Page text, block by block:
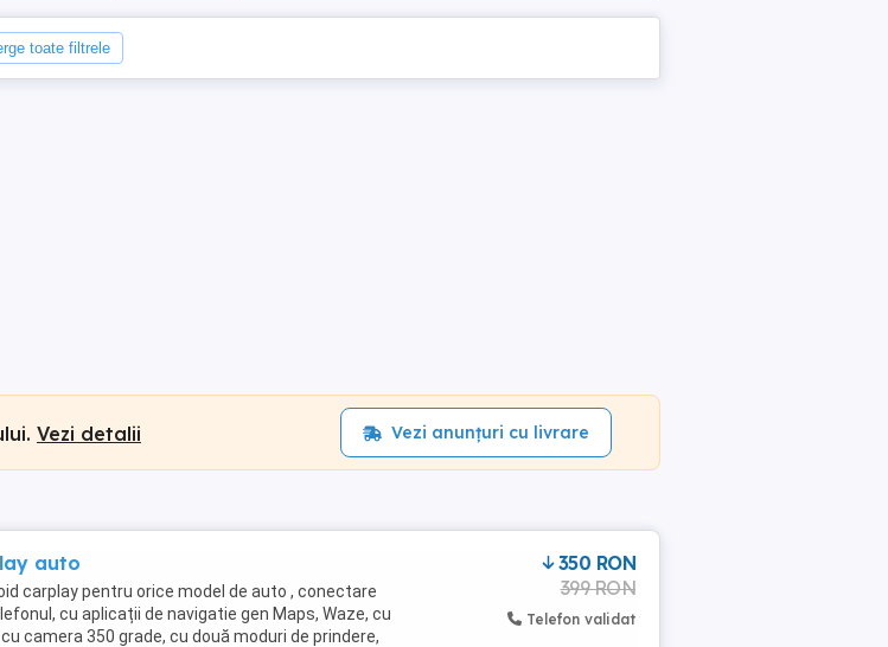
toate filtrele
Vezi detalii Vezi anunțuri cu livrare
auto
carplay pentru orice model de auto , conectare
cu aplicații de navigatie gen Maps, Waze, cu
camera 350 grade, cu două moduri de prindere,
350 RON
399 RON
Telefon validat